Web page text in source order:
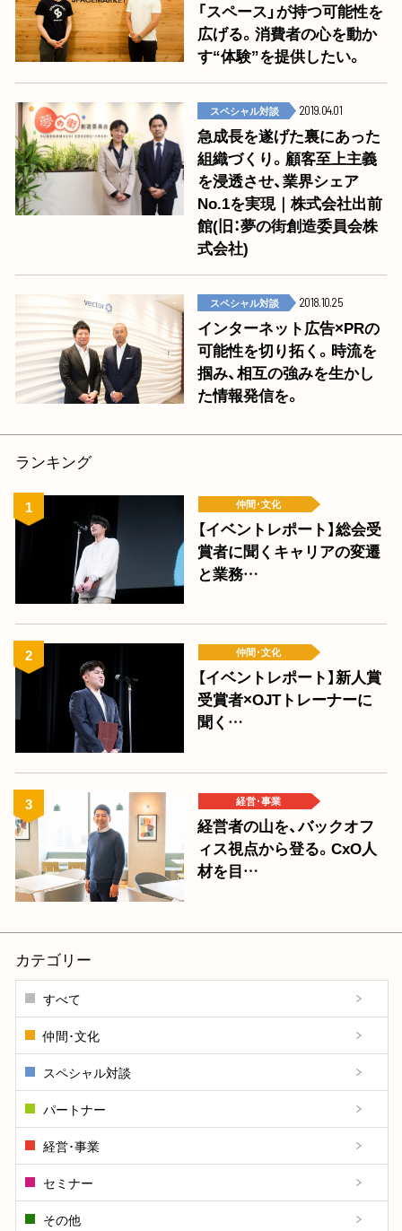
「スペース」が持つ可能性を
広げる。消費者の心を動か
す“体験”を提供したい。
スペシャル対談 2019.04.01
急成長を遂げた裏にあった
組織づくり。顧客至上主義
を浸透させ、業界シェア
No.1を実現｜株式会社出前
館(旧：夢の街創造委員会株
式会社)
スペシャル対談 2018.10.25
インターネット広告×PRの
可能性を切り拓く。時流を
掴み、相互の強みを生かし
た情報発信を。
ランキング
仲間･文化
【イベントレポート】総会受
賞者に聞くキャリアの変遷
と業務…
仲間･文化
【イベントレポート】新人賞
受賞者×OJTトレーナーに
聞く…
経営･事業
経営者の山を、バックオフ
ィス視点から登る。CxO人
材を目…
カテゴリー
すべて
仲間･文化
スペシャル対談
パートナー
経営･事業
セミナー
その他